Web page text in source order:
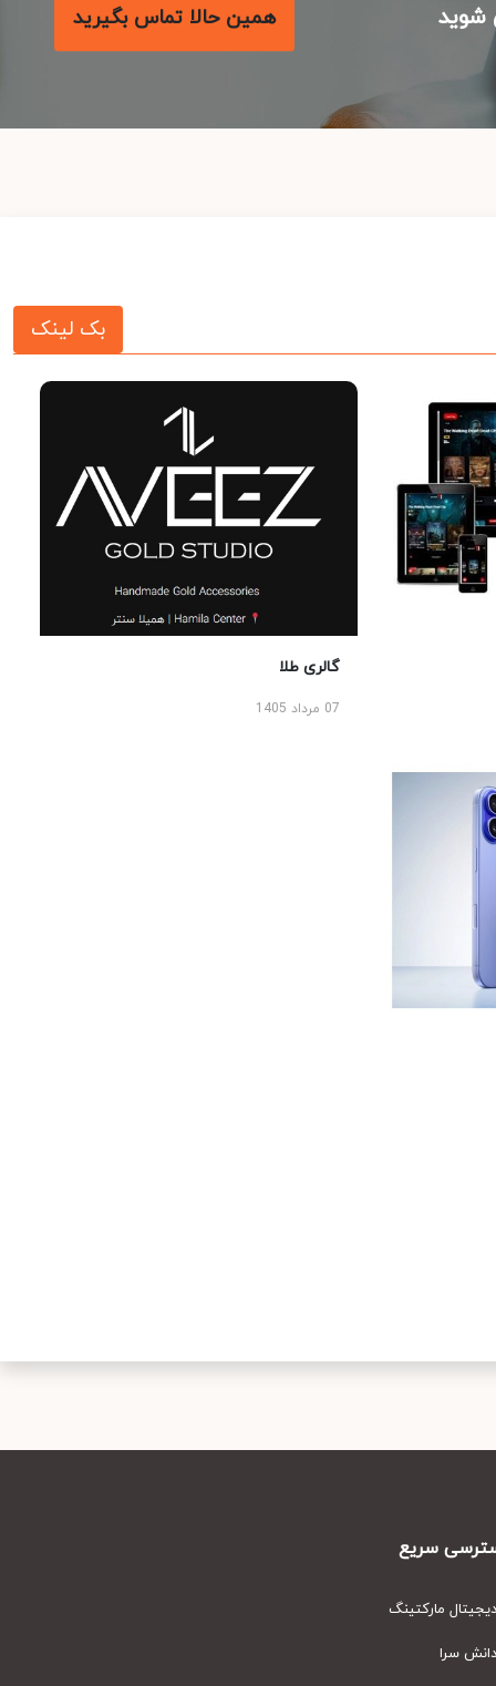
همین حالا تماس بگیرید
بک لینک
گالری طلا
07 مرداد 1405
سریع
مارکتینگ
سرا